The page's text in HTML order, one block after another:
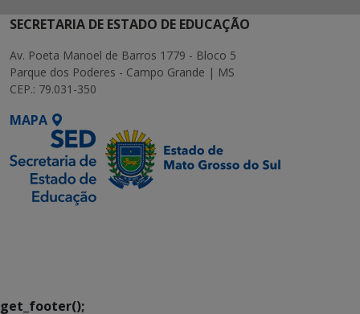
SECRETARIA DE ESTADO DE EDUCAÇÃO
Av. Poeta Manoel de Barros 1779 - Bloco 5
Parque dos Poderes - Campo Grande | MS
CEP.: 79.031-350
MAPA
get_footer();